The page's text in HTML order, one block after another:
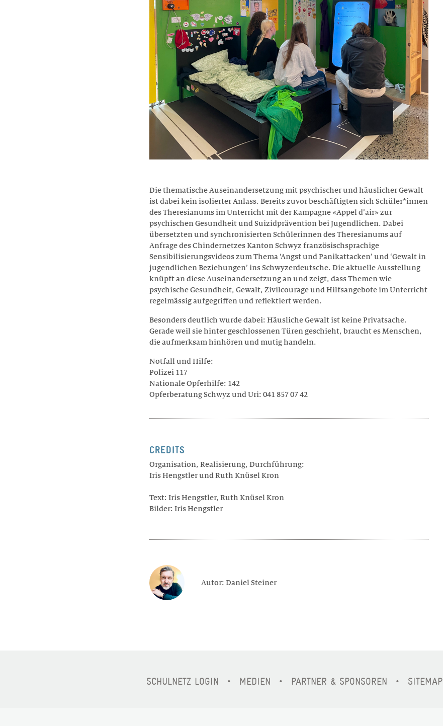
Die thematische Auseinandersetzung mit psychischer und häuslicher Gewalt
ist dabei kein isolierter Anlass. Bereits zuvor beschäftigten sich Schüler*innen
des Theresianums im Unterricht mit der Kampagne «Appel d’air» zur
psychischen Gesundheit und Suizidprävention bei Jugendlichen. Dabei
übersetzten und synchronisierten Schülerinnen des Theresianums auf
Anfrage des Chindernetzes Kanton Schwyz französischsprachige
Sensibilisierungsvideos zum Thema ‘Angst und Panikattacken’ und ‘Gewalt in
jugendlichen Beziehungen’ ins Schwyzerdeutsche. Die aktuelle Ausstellung
knüpft an diese Auseinandersetzung an und zeigt, dass Themen wie
psychische Gesundheit, Gewalt, Zivilcourage und Hilfsangebote im Unterricht
regelmässig aufgegriffen und reflektiert werden.
Besonders deutlich wurde dabei: Häusliche Gewalt ist keine Privatsache.
Gerade weil sie hinter geschlossenen Türen geschieht, braucht es Menschen,
die aufmerksam hinhören und mutig handeln.
Notfall und Hilfe:
Polizei 117
Nationale Opferhilfe: 142
Opferberatung Schwyz und Uri: 041 857 07 42
CREDITS
Organisation, Realisierung, Durchführung:
Iris Hengstler und Ruth Knüsel Kron
Text: Iris Hengstler, Ruth Knüsel Kron
Bilder: Iris Hengstler
Autor: Daniel Steiner
SCHULNETZ LOGIN MEDIEN PARTNER & SPONSOREN SITEMAP